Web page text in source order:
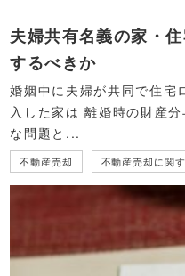
夫婦共有名義の家・
するべきか
婚姻中に夫婦が共同で住宅
入した家は 離婚時の財産
な問題と...
不動産売却 不動産売却に関